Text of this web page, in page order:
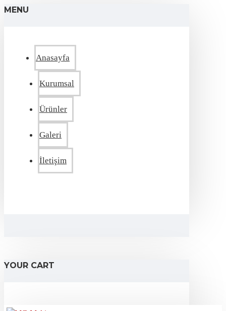
MENU
Anasayfa
Kurumsal
Ürünler
Galeri
İletişim
YOUR CART